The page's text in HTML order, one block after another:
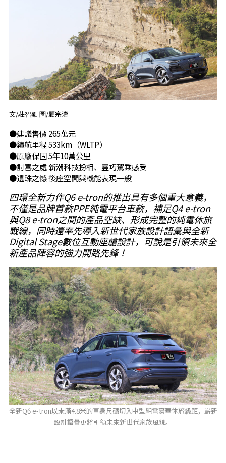
文/莊智顯 圖/顧宗濤
●建議售價 265萬元
●續航里程 533km（WLTP）
●原廠保固 5年10萬公里
●討喜之處 新潮科技扮相、靈巧駕乘感受
●遺珠之憾 後座空間與機能表現一般
四環全新力作Q6 e-tron的推出具有多個重大意義，
不僅是品牌首款PPE純電平台車款，補足Q4 e-tron
與Q8 e-tron之間的產品空缺、形成完整的純電休旅
戰線，同時還率先導入新世代家族設計語彙與全新
Digital Stage數位互動座艙設計，可說是引領未來全
新產品陣容的強力開路先鋒！
全新Q6 e-tron以未滿4.8米的車身尺碼切入中型純電豪華休旅級距，嶄新
設計語彙更將引領未來新世代家族風貌。